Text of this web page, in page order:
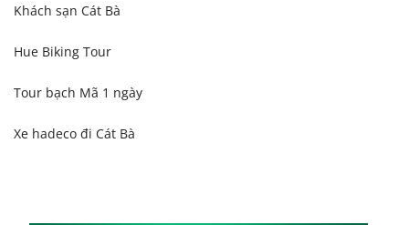
Khách sạn Cát Bà
Hue Biking Tour
Tour bạch Mã 1 ngày
Xe hadeco đi Cát Bà